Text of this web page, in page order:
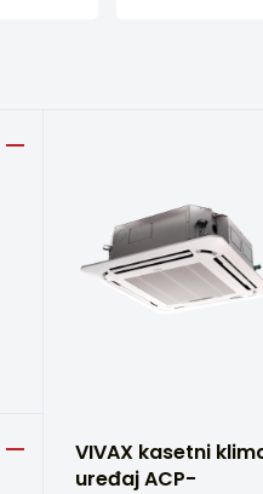
VIVAX kasetni
uređaj ACP-